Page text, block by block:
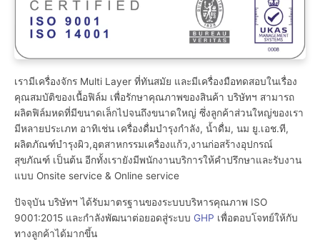
เรามีเครื่องจักร Multi Layer ที่ทันสมัย และมีเครื่องมือทดสอบในเรื่อง
คุณสมบัติของเนื้อฟิล์ม เพื่อรักษาคุณภาพของสินค้า บริษัทฯ สามารถ
ผลิตฟิล์มหดที่มีขนาดเล็กไปจนถึงขนาดใหญ่ ซึ่งลูกค้าส่วนใหญ่ของเรา
มีหลายประเภท อาทิเช่น เครื่องดื่มบำรุงกำลัง, น้ำดื่ม, นม ยู.เอช.ที,
ผลิตภัณฑ์บำรุงผิว,อุตสาหกรรมเครื่องแก้ว,งานก่อสร้างอุปกรณ์
สุขภัณฑ์ เป็นต้น อีกทั้งเรายังมีพนักงานบริการให้คำปรึกษาและรับงาน
แบบ Onsite service & Online service
ปัจจุบัน บริษัทฯ ได้รับมาตรฐานของระบบบริหารคุณภาพ ISO
9001:2015 และกำลังพัฒนาต่อยอดสู่ระบบ GHP เพื่อตอบโจทย์ให้กับ
ทางลูกค้าได้มากขึ้น